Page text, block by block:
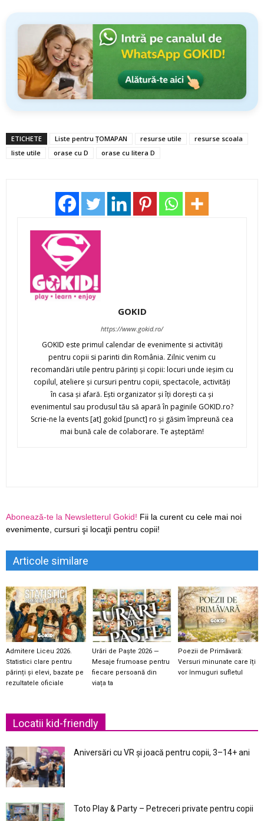
ETICHETE Liste pentru ȚOMAPAN resurse utile
resurse scoala
liste utile
orase cu D orase cu litera D
GOKID
https://www.gokid.ro/
GOKID este primul calendar de evenimente si activităţi
pentru copii si parinti din România. Zilnic venim cu
recomandări utile pentru părinţi şi copii: locuri unde ieşim cu
copilul, ateliere şi cursuri pentru copii, spectacole, activităţi
în casa şi afară. Eşti organizator şi îţi doreşti ca şi
evenimentul sau produsul tău să apară în paginile GOKID.ro?
Scrie-ne la events [at] gokid [punct] ro şi găsim împreună cea
mai bună cale de colaborare. Te aşteptăm!
Abonează-te la Newsletterul Gokid! Fii la curent cu cele mai noi
evenimente, cursuri şi locaţii pentru copii!
Articole similare
Admitere Liceu 2026.
Statistici clare pentru
părinți și elevi, bazate pe
rezultatele oficiale
Urări de Paște 2026 —
Mesaje frumoase pentru
fiecare persoană din
viața ta
Poezii de Primăvară:
Versuri minunate care îți
vor înmuguri sufletul
Locatii kid-friendly
Aniversări cu VR și joacă pentru copii, 3–14+ ani
Toto Play & Party – Petreceri private pentru copii